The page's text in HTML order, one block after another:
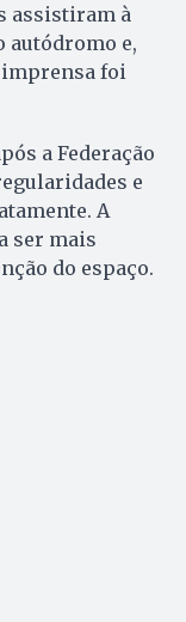
assistiram à
autódromo e,
imprensa foi
a Federação
e
A
ser mais
do espaço.